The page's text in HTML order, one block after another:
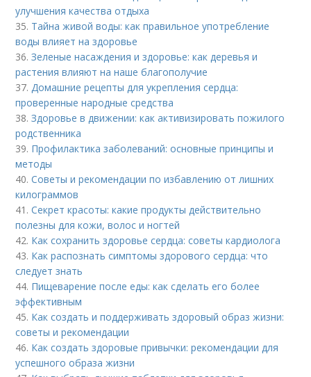
улучшения качества отдыха
35. Тайна живой воды: как правильное употребление
воды влияет на здоровье
36.Зеленые насаждения и здоровье: как деревья и
растения влияют на наше благополучие
37.Домашние рецепты для укрепления сердца:
проверенные народные средства
38.Здоровье в движении: как активизировать пожилого
родственника
39. Профилактика заболеваний: основные принципы и
методы
40.Советы и рекомендации по избавлению от лишних
килограммов
41.Секрет красоты: какие продукты действительно
полезны для кожи, волос и ногтей
42. Как сохранить здоровье сердца: советы кардиолога
43. Как распознать симптомы здорового сердца: что
следует знать
44. Пищеварение после еды: как сделать его более
эффективным
45. Как создать и поддерживать здоровый образ жизни:
советы и рекомендации
46. Как создать здоровые привычки: рекомендации для
успешного образа жизни